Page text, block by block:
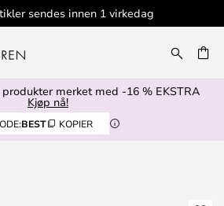
sendes innen 1 virkedag
produkter merket med -16 % EKSTRA
Kjøp nå!
BEST KOPIER